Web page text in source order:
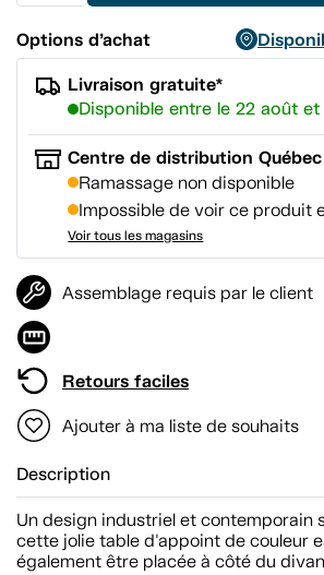
Options d’achat
Livraison gratuite*
Disponible entre le 22 août
Centre de distribution Québec
Ramassage non disponible
Impossible de voir ce produit
Voir tous les magasins
Assemblage requis par le client
Retours faciles
Ajouter à ma liste de souhaits
Description
Un design industriel et contemporain
cette jolie table d'appoint de couleur
également être placée à côté du